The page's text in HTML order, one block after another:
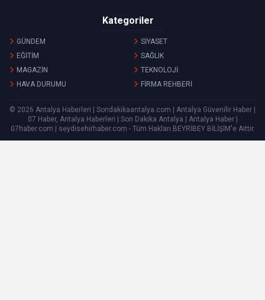
Kategoriler
GÜNDEM
SİYASET
EĞİTİM
SAĞLIK
MAGAZİN
TEKNOLOJİ
HAVA DURUMU
FİRMA REHBERİ
© 2026 Antalya Haberleri | Sondakikaantalya.com | Antalya Güvenilir Haber |
07 Haber, Antalya Haberleri | Son Dakika Antalya | Antalya Haber |
07haber.com | seydisehirhaber.com - Tüm Hakları BEYRİBEY BİLİŞİM'e Aittir.